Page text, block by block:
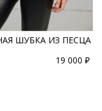
ШУБКА ИЗ ПЕСЦА
19 000 ₽